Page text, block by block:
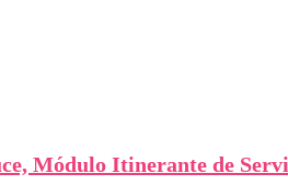
Módulo Itinerante de